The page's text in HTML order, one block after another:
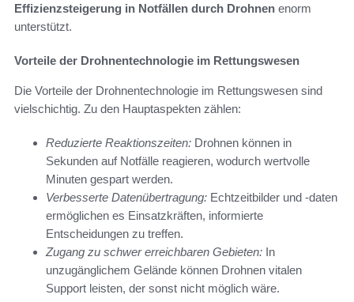
Effizienzsteigerung in Notfällen durch Drohnen enorm
unterstützt.
Vorteile der Drohnentechnologie im Rettungswesen
Die Vorteile der Drohnentechnologie im Rettungswesen sind
vielschichtig. Zu den Hauptaspekten zählen:
Reduzierte Reaktionszeiten: Drohnen können in
Sekunden auf Notfälle reagieren, wodurch wertvolle
Minuten gespart werden.
Verbesserte Datenübertragung: Echtzeitbilder und -daten
ermöglichen es Einsatzkräften, informierte
Entscheidungen zu treffen.
Zugang zu schwer erreichbaren Gebieten: In
unzugänglichem Gelände können Drohnen vitalen
Support leisten, der sonst nicht möglich wäre.